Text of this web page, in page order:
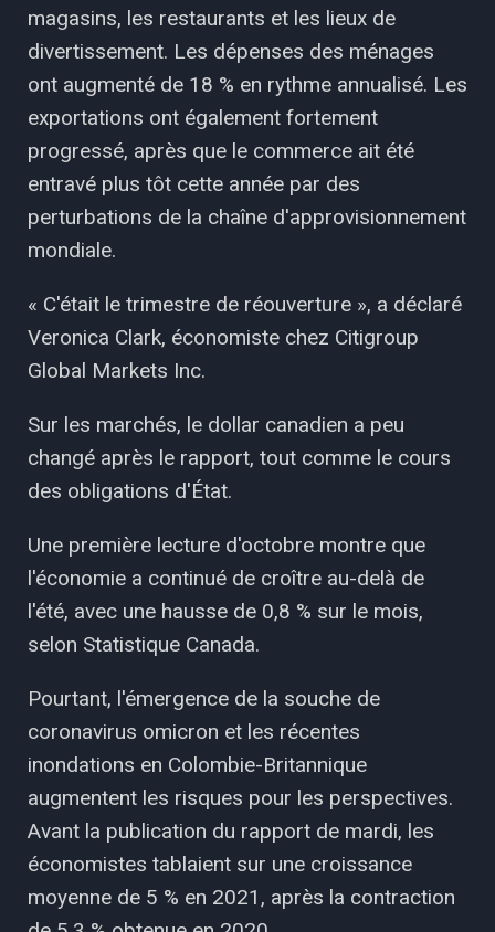
magasins, les restaurants et les lieux de
divertissement. Les dépenses des ménages
ont augmenté de 18 % en rythme annualisé. Les
exportations ont également fortement
progressé, après que le commerce ait été
entravé plus tôt cette année par des
perturbations de la chaîne d'approvisionnement
mondiale.
« C'était le trimestre de réouverture », a déclaré
Veronica Clark, économiste chez Citigroup
Global Markets Inc.
Sur les marchés, le dollar canadien a peu
changé après le rapport, tout comme le cours
des obligations d'État.
Une première lecture d'octobre montre que
l'économie a continué de croître au-delà de
l'été, avec une hausse de 0,8 % sur le mois,
selon Statistique Canada.
Pourtant, l'émergence de la souche de
coronavirus omicron et les récentes
inondations en Colombie-Britannique
augmentent les risques pour les perspectives.
Avant la publication du rapport de mardi, les
économistes tablaient sur une croissance
moyenne de 5 % en 2021, après la contraction